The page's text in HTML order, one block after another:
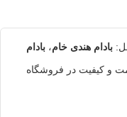
هندی خام،بادام
در فروشگاه